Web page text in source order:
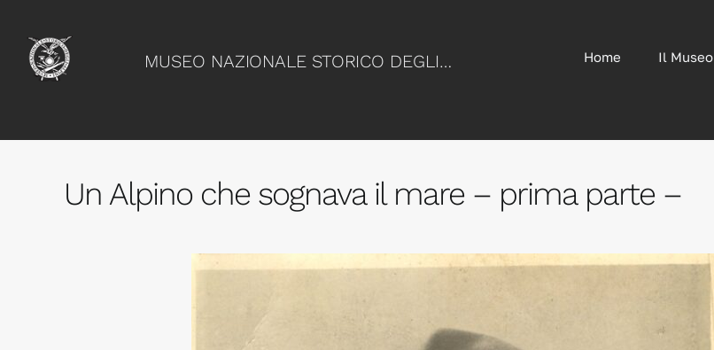
content
MUSEO NAZIONALE STORICO DEGLI ALPINI Home Il Museo
Un Alpino che sognava il mare – prima parte –